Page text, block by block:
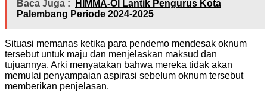
Baca Juga :
HIMMA-OI Lantik Pengurus Kota
Palembang Periode 2024-2025
Situasi memanas ketika para pendemo mendesak oknum
tersebut untuk maju dan menjelaskan maksud dan
tujuannya. Arki menyatakan bahwa mereka tidak akan
memulai penyampaian aspirasi sebelum oknum tersebut
memberikan penjelasan.